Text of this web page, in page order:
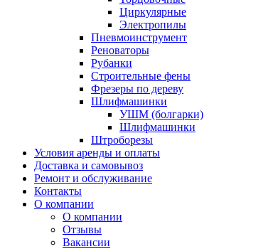
Циркулярные
Электропилы
Пневмоинструмент
Реноваторы
Рубанки
Строительные фены
Фрезеры по дереву
Шлифмашинки
УШМ (болгарки)
Шлифмашинки
Штроборезы
Условия аренды и оплаты
Доставка и самовывоз
Ремонт и обслуживание
Контакты
О компании
О компании
Отзывы
Вакансии